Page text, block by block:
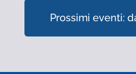
Prossimi eventi: